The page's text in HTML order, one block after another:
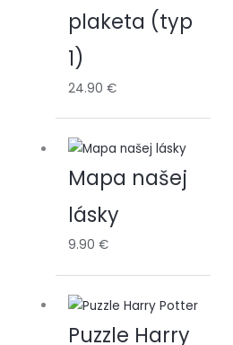
plaketa (typ
1)
24.90 €
Mapa našej
lásky
9.90 €
Puzzle Harry